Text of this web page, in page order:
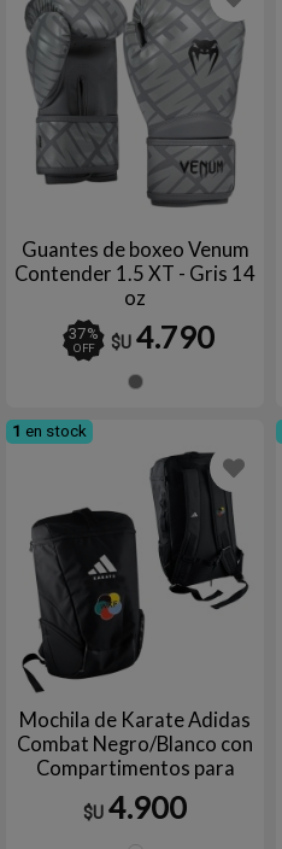
Guantes de boxeo Venum
Contender 1.5 XT - Gris 14
oz
37%
OFF $U 4.790
1 en stock
Mochila de Karate Adidas
Combat Negro/Blanco con
Compartimentos para
Equipamiento de Karate
$U 4.900